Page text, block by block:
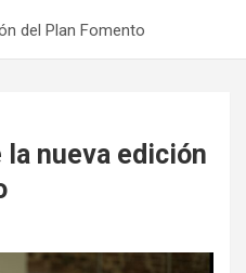
del Plan Fomento
la nueva edición